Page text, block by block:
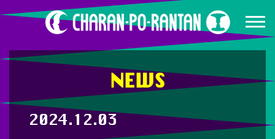
NEWS
2024.12.03